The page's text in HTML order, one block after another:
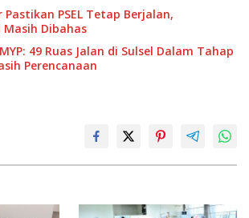
PSEL Tetap Berjalan,
Masih Dibahas
49 Ruas Jalan di Sulsel Dalam Tahap
Perencanaan